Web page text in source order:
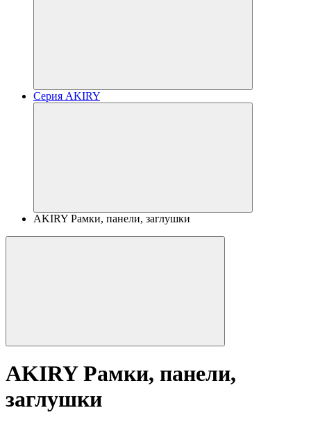
Серия AKIRY
AKIRY Рамки, панели, заглушки
AKIRY Рамки, панели,
заглушки